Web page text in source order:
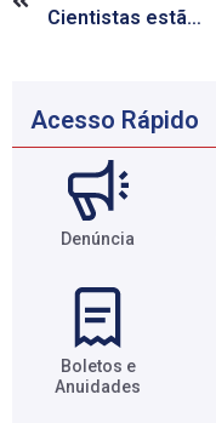
Cientistas estão mais perto de pílula para homens
Acesso Rápido
Denúncia
Boletos e
Anuidades​